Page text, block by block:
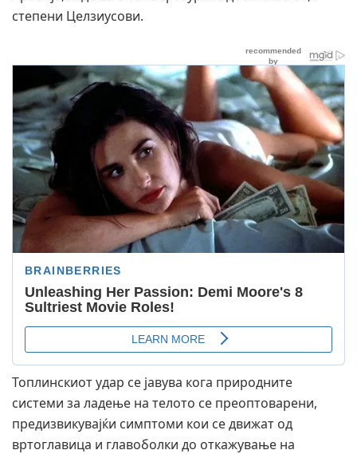
степени Целзиусови.
Топлинскиот удар се јавува кога природните
системи за ладење на телото се преоптоварени,
предизвикувајќи симптоми кои се движат од
вртоглавица и главоболки до откажување на